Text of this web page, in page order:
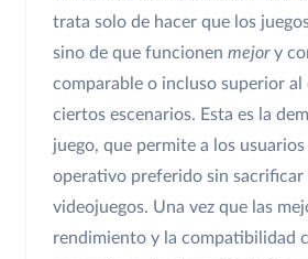
trata solo de hacer que los
sino de que funcionen mejory
comparable o incluso superior
ciertos escenarios. Esta es la
juego, que permite a los
operativo preferido sin sacrificar
videojuegos. Una vez que las
rendimiento y la compatibilidad